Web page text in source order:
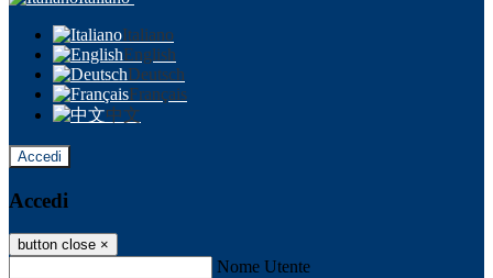
Italiano
English
Deutsch
Français
中文
Accedi
Accedi
button close ×
Nome Utente